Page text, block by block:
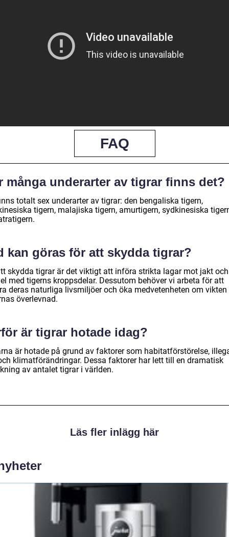
FAQ
många underarter av tigrar finns det?
totalt sex underarter av tigrar: den bengaliska tigern,
tigern, malajiska tigern, amurtigern, sydkinesiska
kan göras för att skydda tigrar?
skydda tigrar är det viktigt att införa strikta lagar mot jakt och
med tigerns kroppsdelar. Dessutom behöver vi arbeta för att
deras naturliga livsmiljöer och öka medvetenheten om vikten
överlevnad.
är tigrar hotade idag?
är hotade på grund av faktorer som habitatförstörelse,
klimatförändringar. Dessa faktorer har lett till en dramatisk
av antalet tigrar i världen.
Läs fler inlägg här